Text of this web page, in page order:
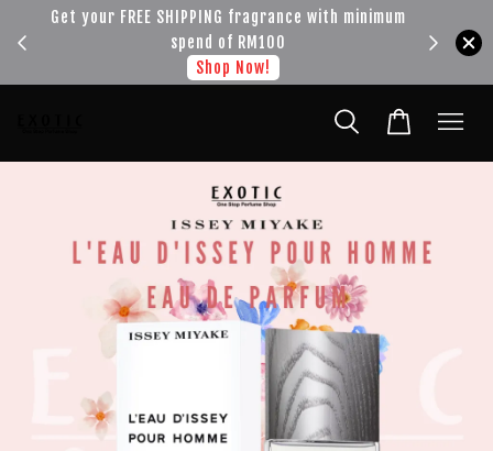
Get your FREE SHIPPING fragrance with minimum
spend of RM100
Shop Now!